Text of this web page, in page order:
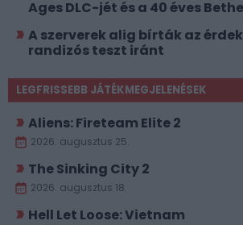
Ages DLC-jét és a 40 éves
A szerverek alig bírták az
randizós teszt iránt
LEGFRISSEBB JÁTÉKMEGJELENÉSEK
Aliens: Fireteam Elite 2
2026. augusztus 25.
The Sinking City 2
2026. augusztus 18.
Hell Let Loose: Vietnam